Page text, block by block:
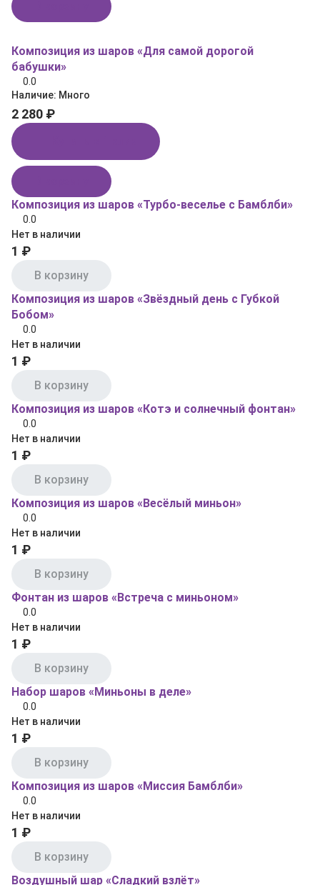
Композиция из шаров «Для самой дорогой
бабушки»
0.0
Наличие: Много
2 280 ₽
Композиция из шаров «Турбо‑веселье с Бамблби»
0.0
Нет в наличии
1 ₽
В корзину
Композиция из шаров «Звёздный день с Губкой
Бобом»
0.0
Нет в наличии
1 ₽
В корзину
Композиция из шаров «Котэ и солнечный фонтан»
0.0
Нет в наличии
1 ₽
В корзину
Композиция из шаров «Весёлый миньон»
0.0
Нет в наличии
1 ₽
В корзину
Фонтан из шаров «Встреча с миньоном»
0.0
Нет в наличии
1 ₽
В корзину
Набор шаров «Миньоны в деле»
0.0
Нет в наличии
1 ₽
В корзину
Композиция из шаров «Миссия Бамблби»
0.0
Нет в наличии
1 ₽
В корзину
Воздушный шар «Сладкий взлёт»